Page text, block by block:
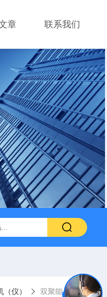
章 联系我们
洗机SCQ-250B1 SCQ-
仪） 双聚能-32